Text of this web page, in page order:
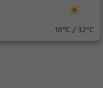
18°C / 32°C